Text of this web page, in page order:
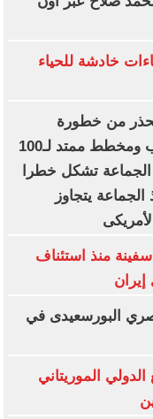
خادشة للحياء
من خطورة
الإخوان.. نفوذ عابر للإرهاب ومخطط ممتد لـ100
تشكل خطرا
الجماعة يتجاوز
"سنتكوم": تغيير مسار 49 سفينة منذ استئناف
البورسعيدى في
الموريتاني